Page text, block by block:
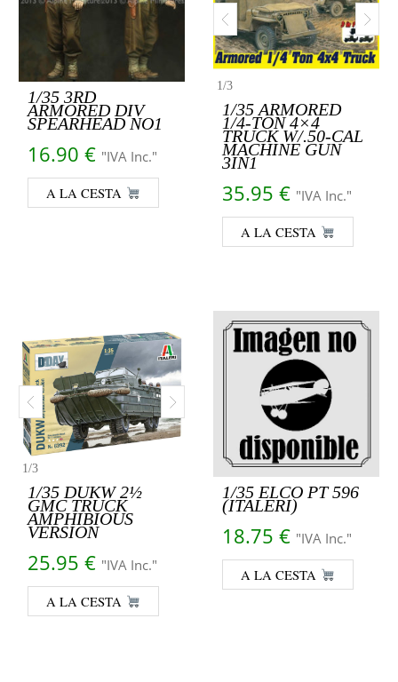
1/35 3RD
ARMORED DIV
SPEARHEAD NO1
16.90 € "IVA Inc."
A LA CESTA
1/3
1/35 ARMORED
1/4-TON 4×4
TRUCK W/.50-CAL
MACHINE GUN
3IN1
35.95 € "IVA Inc."
A LA CESTA
1/3
1/35 DUKW 2½
GMC TRUCK
AMPHIBIOUS
VERSION
25.95 € "IVA Inc."
A LA CESTA
1/35 ELCO PT 596
(ITALERI)
18.75 € "IVA Inc."
A LA CESTA